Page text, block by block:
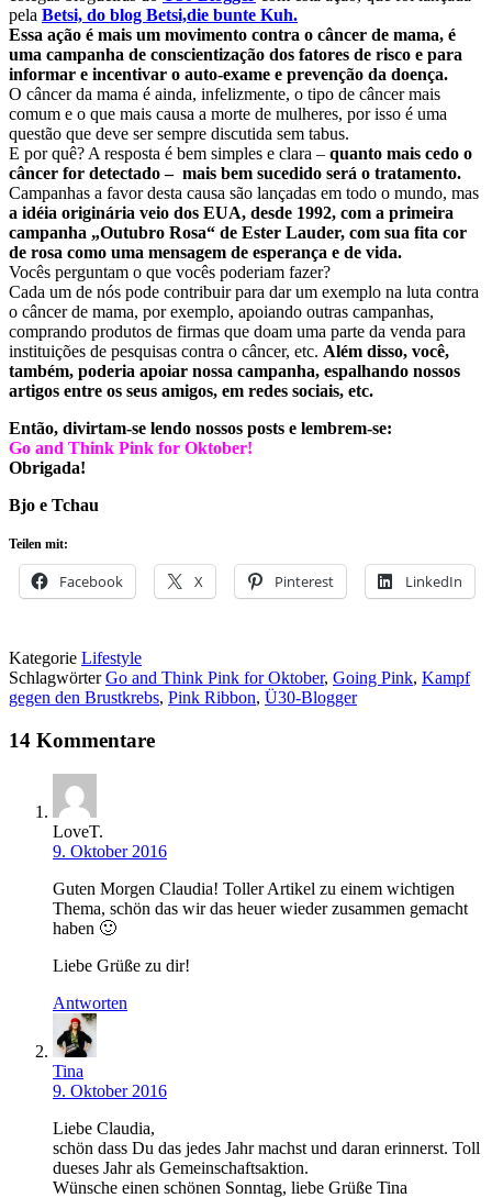
pela Betsi, do blog Betsi,die bunte Kuh.
Essa ação é mais um movimento contra o câncer de mama, é
uma campanha de conscientização dos fatores de risco e para
informar e incentivar o auto-exame e prevenção da doença.
O câncer da mama é ainda, infelizmente, o tipo de câncer mais
comum e o que mais causa a morte de mulheres, por isso é uma
questão que deve ser sempre discutida sem tabus.
E por quê? A resposta é bem simples e clara – quanto mais cedo o
câncer for detectado – mais bem sucedido será o tratamento.
Campanhas a favor desta causa são lançadas em todo o mundo, mas
a idéia originária veio dos EUA, desde 1992, com a primeira
campanha „Outubro Rosa“ de Ester Lauder, com sua fita cor
de rosa como uma mensagem de esperança e de vida.
Vocês perguntam o que vocês poderiam fazer?
Cada um de nós pode contribuir para dar um exemplo na luta contra
o câncer de mama, por exemplo, apoiando outras campanhas,
comprando produtos de firmas que doam uma parte da venda para
instituições de pesquisas contra o câncer, etc. Além disso, você,
também, poderia apoiar nossa campanha, espalhando nossos
artigos entre os seus amigos, em redes sociais, etc.
Então, divirtam-se lendo nossos posts e lembrem-se:
Go and Think Pink for Oktober!
Obrigada!
Bjo e Tchau
Teilen mit:
Facebook X Pinterest LinkedIn
Kategorie Lifestyle
SchlagwörterGo and Think Pink for Oktober, Going Pink, Kampf
gegen den Brustkrebs, Pink Ribbon, Ü30-Blogger
14 Kommentare
LoveT.
9. Oktober 2016
Guten Morgen Claudia! Toller Artikel zu einem wichtigen
Thema, schön das wir das heuer wieder zusammen gemacht
haben 🙂
Liebe Grüße zu dir!
Antworten
Tina
9. Oktober 2016
Liebe Claudia,
schön dass Du das jedes Jahr machst und daran erinnerst. Toll
dueses Jahr als Gemeinschaftsaktion.
Wünsche einen schönen Sonntag, liebe Grüße Tina